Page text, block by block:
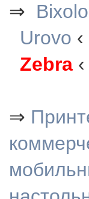
⇒
Urovo ‹
Zebra ‹
⇒